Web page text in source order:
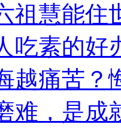
祖慧能住
吃素的好
越痛苦？
难，是成